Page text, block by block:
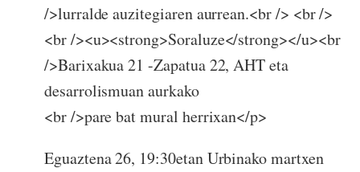
/>lurralde auzitegiaren aurrean.<br /> <br />
<br /><u><strong>Soraluze</strong></u><br
/>Barixakua 21 -Zapatua 22, AHT eta
desarrolismuan aurkako
<br />pare bat mural herrixan</p>
Eguaztena 26, 19:30etan Urbinako martxen